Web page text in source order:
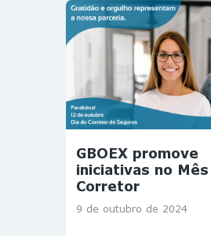
GBOEX promove
iniciativas no
Corretor
9 de outubro de 2024